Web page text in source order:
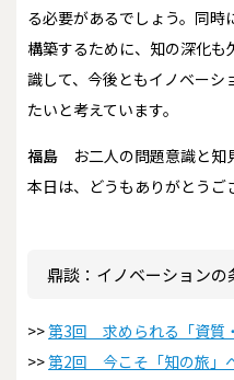
る必要があるでしょう。同
構築するために、知の深化
識して、今後ともイノベーシ
たいと考えています。
福島 お二人の問題意識と知
本日は、どうもありがとうご
鼎談：イノベーション
>>第3回 求められる「資質
>>第2回 今こそ「知の旅」